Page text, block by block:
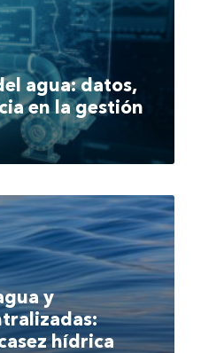
agua: datos,
en la gestión
y
hídrica